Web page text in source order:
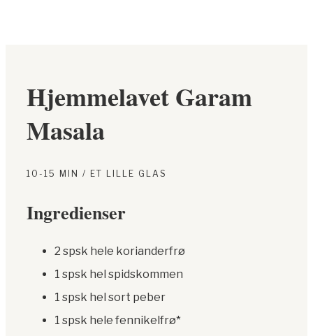
Hjemmelavet Garam
Masala
10-15 MIN / ET LILLE GLAS
Ingredienser
2 spsk hele korianderfrø
1 spsk hel spidskommen
1 spsk hel sort peber
1 spsk hele fennikelfrø*